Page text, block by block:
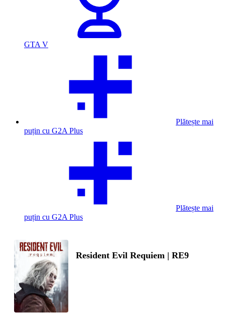
GTA V
Plătește mai
puțin cu G2A Plus
Plătește mai
puțin cu G2A Plus
Resident Evil Requiem | RE9